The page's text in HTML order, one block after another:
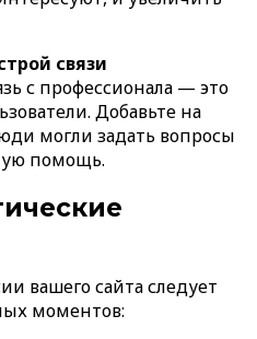
связи
с профессионала — это
Добавьте на
могли задать вопросы
помощь.
вашего сайта следует
моментов: